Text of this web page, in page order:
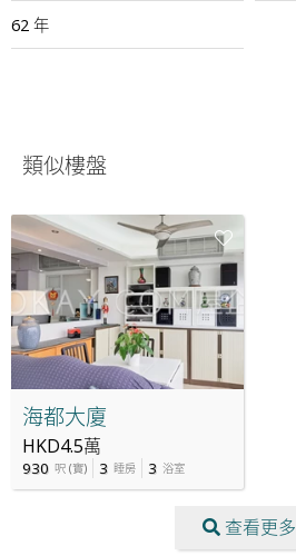
62 年
類似樓盤
海都大廈
HKD4.5萬
930 呎 (實) 3 睡房 3 浴室
查看更多